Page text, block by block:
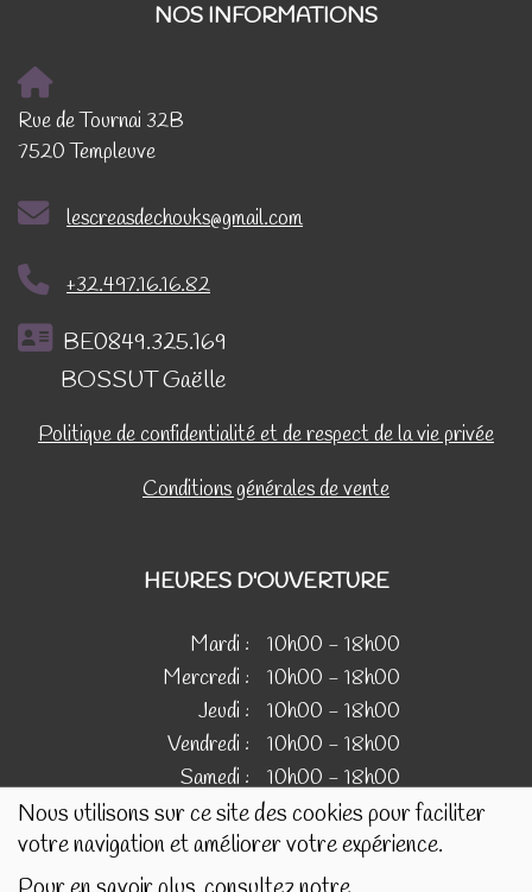
Nous utilisons sur ce site des cookies pour faciliter
votre navigation et améliorer votre expérience.
NOS INFORMATIONS
Rue de Tournai 32B
7520 Templeuve
lescreasdechouks@gmail.com
+32.497.16.16.82
BE0849.325.169
BOSSUT Gaëlle
Politique de confidentialité et de respect de la vie privée
Conditions générales de vente
HEURES D'OUVERTURE
Mardi :
10h00 - 18h00
Mercredi :
10h00 - 18h00
Jeudi :
10h00 - 18h00
Vendredi :
10h00 - 18h00
Samedi :
10h00 - 18h00
IMAGES